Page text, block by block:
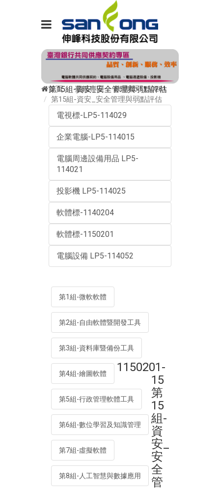
首頁 臺銀專區
軟體標-1150201
第15組-資安_安全管理與弱點評估
第15組-資安_安全管理與弱點評估
電視標-LP5-114029
企業電腦-LP5-114015
電腦周邊設備用品 LP5-
114021
投影機 LP5-114025
軟體標-1140204
軟體標-1150201
電腦設備 LP5-114052
第1組-微軟軟體
第2組-自由軟體暨開發工具
第3組-資料庫暨備份工具
第4組-繪圖軟體
第5組-行政管理軟體工具
第6組-數位學習及知識管理
第7組-虛擬軟體
第8組-人工智慧與數據應用
1150201-
15
第
15
組-
資
安_
安
全
管